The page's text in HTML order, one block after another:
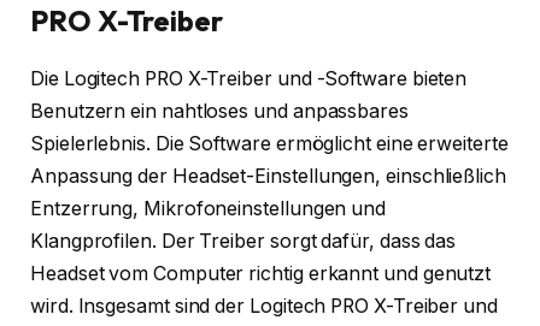
PRO X-Treiber
Die Logitech PRO X-Treiber und -Software bieten
Benutzern ein nahtloses und anpassbares
Spielerlebnis. Die Software ermöglicht eine erweiterte
Anpassung der Headset-Einstellungen, einschließlich
Entzerrung, Mikrofoneinstellungen und
Klangprofilen. Der Treiber sorgt dafür, dass das
Headset vom Computer richtig erkannt und genutzt
wird. Insgesamt sind der Logitech PRO X-Treiber und